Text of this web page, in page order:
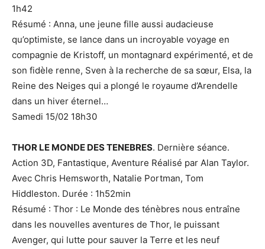
1h42
Résumé : Anna, une jeune fille aussi audacieuse
qu’optimiste, se lance dans un incroyable voyage en
compagnie de Kristoff, un montagnard expérimenté, et de
son fidèle renne, Sven à la recherche de sa sœur, Elsa, la
Reine des Neiges qui a plongé le royaume d’Arendelle
dans un hiver éternel…
Samedi 15/02 18h30
THOR LE MONDE DES TENEBRES. Dernière séance.
Action 3D, Fantastique, Aventure Réalisé par Alan Taylor.
Avec Chris Hemsworth, Natalie Portman, Tom
Hiddleston. Durée : 1h52min
Résumé : Thor : Le Monde des ténèbres nous entraîne
dans les nouvelles aventures de Thor, le puissant
Avenger, qui lutte pour sauver la Terre et les neuf